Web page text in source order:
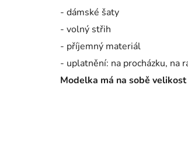
- dámské šaty
- volný střih
- příjemný materiál
- uplatnění: na procházku, na
Modelka má na sobě